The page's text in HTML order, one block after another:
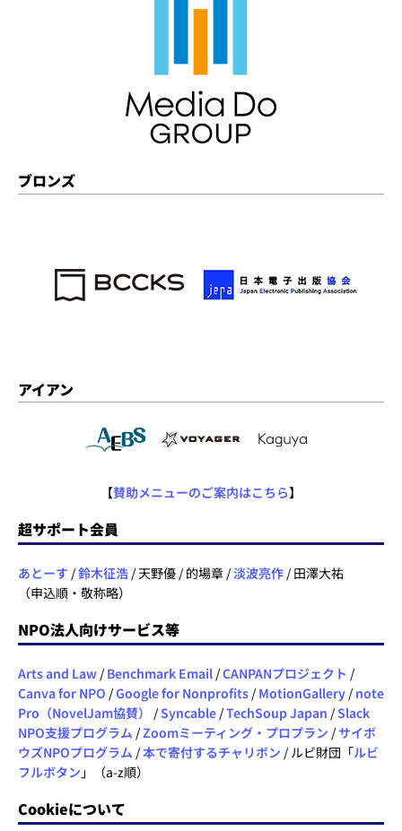
ブロンズ
アイアン
【賛助メニューのご案内はこちら】
超サポート会員
あとーす /鈴木征浩 / 天野優 / 的場章 /淡波亮作 / 田澤大祐
（申込順・敬称略）
NPO法人向けサービス等
Arts and Law / Benchmark Email /CANPANプロジェクト /
Canva for NPO /Google for Nonprofits / MotionGallery / note
Pro（NovelJam協賛）
/Syncable /TechSoup Japan /Slack
NPO支援プログラム /Zoomミーティング・プロプラン /サイボ
ウズNPOプログラム /本で寄付するチャリボン / ルビ財団「ルビ
フルボタン 」（a-z順）
Cookieについて